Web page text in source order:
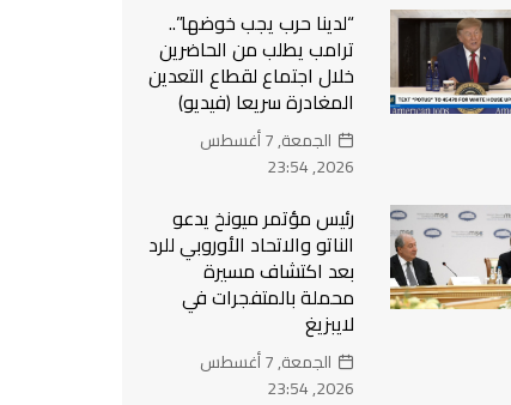
“لدينا حرب يجب خوضها”..
ترامب يطلب من الحاضرين
خلال اجتماع لقطاع التعدين
المغادرة سريعا (فيديو)
الجمعة, 7 أغسطس
2026, 23:54
رئيس مؤتمر ميونخ يدعو
الناتو والاتحاد الأوروبي للرد
بعد اكتشاف مسيرة
محملة بالمتفجرات في
لايبزيغ
الجمعة, 7 أغسطس
2026, 23:54